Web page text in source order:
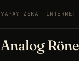
YAPAY ZEKA İNTERNET
Analog